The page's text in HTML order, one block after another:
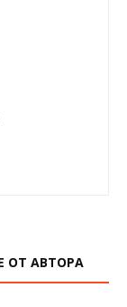
ОТ АВТОРА